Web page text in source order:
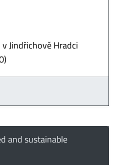
Jindřichově Hradci
and sustainable